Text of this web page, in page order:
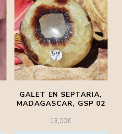
GALET EN SEPTARIA,
MADAGASCAR, GSP 02
13,00€